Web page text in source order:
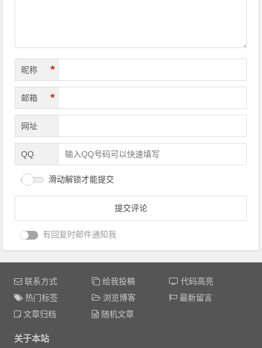
昵称 *
邮箱 *
网址
QQ
滑动解锁才能提交
有回复时邮件通知我
联系方式 给我投稿
代码高亮
热门标签
浏览博客
最新留言
文章归档
随机文章
关于本站